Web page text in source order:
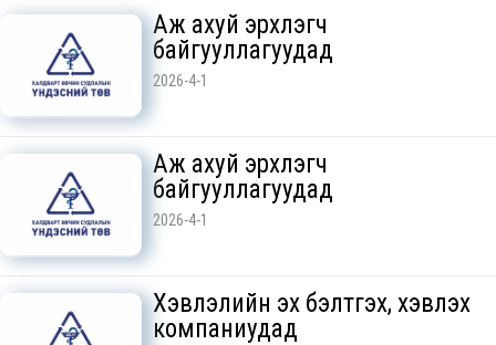
Аж ахуй эрхлэгч
байгууллагуудад
2026-4-1
Аж ахуй эрхлэгч
байгууллагуудад
2026-4-1
Хэвлэлийн эх бэлтгэх, хэвлэх
компаниудад